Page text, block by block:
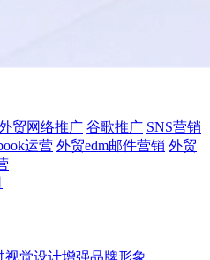
贸网络推广 谷歌推广 SNS营销
运营 外贸edm邮件营销 外贸
觉设计增强品牌形象